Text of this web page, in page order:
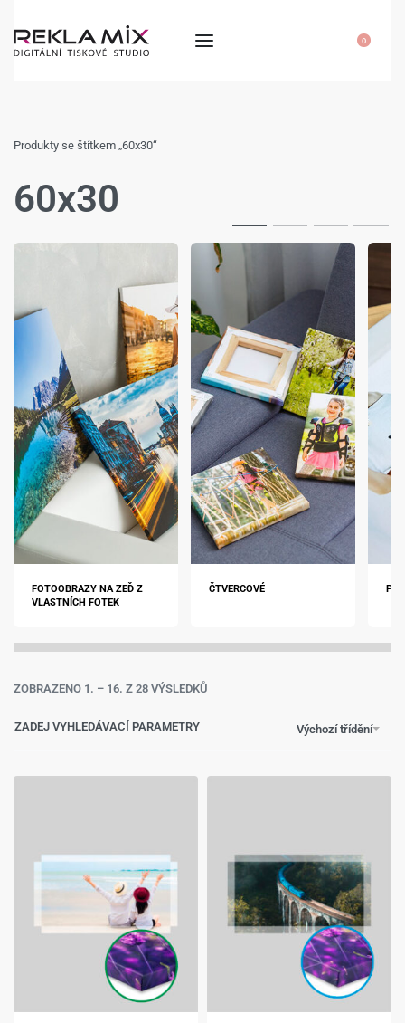
0
Produkty se štítkem „60x30“
60x30
FOTOOBRAZY NA ZEĎ Z
VLASTNÍCH FOTEK
ČTVERCOVÉ
ZOBRAZENO 1. – 16. Z 28 VÝSLEDKŮ
Výchozí třídění
ZADEJ VYHLEDÁVACÍ PARAMETRY